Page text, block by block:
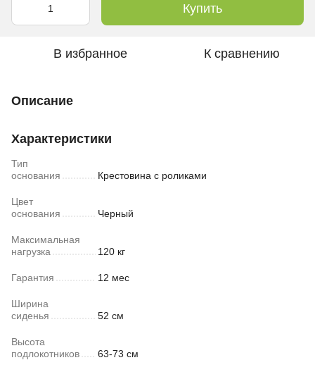
Купить
В избранное К сравнению
Описание
Характеристики
Тип
основания
Крестовина с роликами
Цвет
основания
Черный
Максимальная
нагрузка
120 кг
Гарантия 12 мес
Ширина
сиденья
52 см
Высота
подлокотников
63-73 см